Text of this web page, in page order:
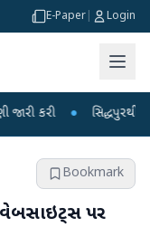
E-Paper Login
● સિદ્ધપુરથી બોમ્બ
Bookmark
વેબસાઇટ્સ પર